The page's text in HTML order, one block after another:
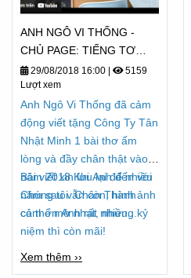
ANH NGÔ VI THỐNG -
CHỦ PAGE: TIẾNG TƠ
LÒNG CẢM NHẬN - TỪ
2018
29/08/2018 16:00
5159
Lượt xem
Anh Ngô Vi Thống đã cảm
động viết tặng Công Ty Tân
Nhật Minh 1 bài thơ ấm
lòng và đầy chân thật vào
năm 2018 Khi Anh đến với
Chúng tôi. Chân Thành
cảm ơn Anh rất nhiều...
Bài viết xin lưu lại để nhiều
năm sau vẫn còn, hình ảnh
có thể mờ nhạt, nhưng kỷ
niệm thì còn mãi!
Xem thêm ››